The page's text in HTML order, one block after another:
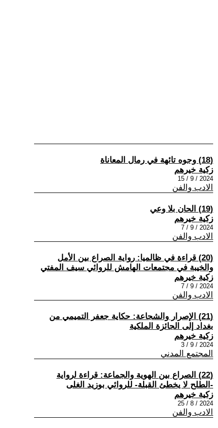
(18) وجوه تائهة في رمال المعاناة
زكية خيرهم
2024 / 9 / 15
الادب والفن
(19) الحان بلا وعي
زكية خيرهم
2024 / 9 / 7
الادب والفن
(20) قراءة في ظالميا: رواية الصراع بين الأمل
والخيبة في مجتمعات الهامش للروائي سيف المفتي
زكية خيرهم
2024 / 9 / 7
الادب والفن
(21) الإصرار والشجاعة: حكاية جعفر التميمي من
بغداد إلى الجائزة الملكية
زكية خيرهم
2024 / 9 / 3
المجتمع المدني
(22) الصراع بين الهوية والجماعة: قراءة لرواية
-الطلح لا يخطئ القبلة- للروائي بوزيد الغلى
زكية خيرهم
2024 / 8 / 25
الادب والفن